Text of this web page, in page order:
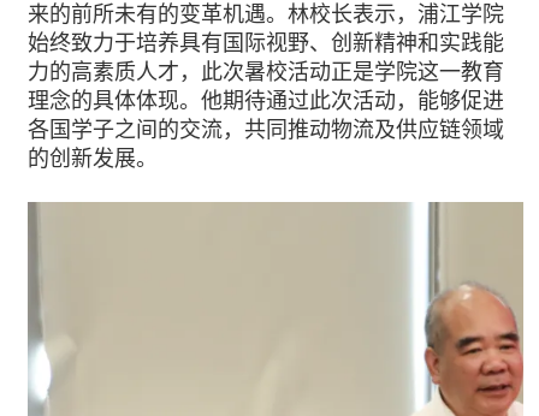
来的前所未有的变革机遇。林校长表示，浦江学院
始终致力于培养具有国际视野、创新精神和实践能
力的高素质人才，此次暑校活动正是学院这一教育
理念的具体体现。他期待通过此次活动，能够促进
各国学子之间的交流，共同推动物流及供应链领域
的创新发展。